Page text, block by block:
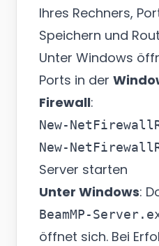
Ihres Rechners,
Speichern und
Unter Windows
Ports in der
Firewall:
New-
Server starten
Unter Windows:
BeamMP-
öffnet sich. Bei